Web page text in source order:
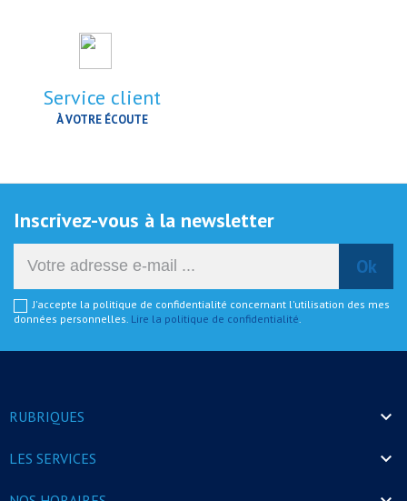
Service client
À VOTRE ÉCOUTE
Inscrivez-vous à la newsletter
J'accepte la politique de confidentialité concernant l'utilisation des mes
données personnelles. Lire la politique de confidentialité
RUBRIQUES 
LES SERVICES 